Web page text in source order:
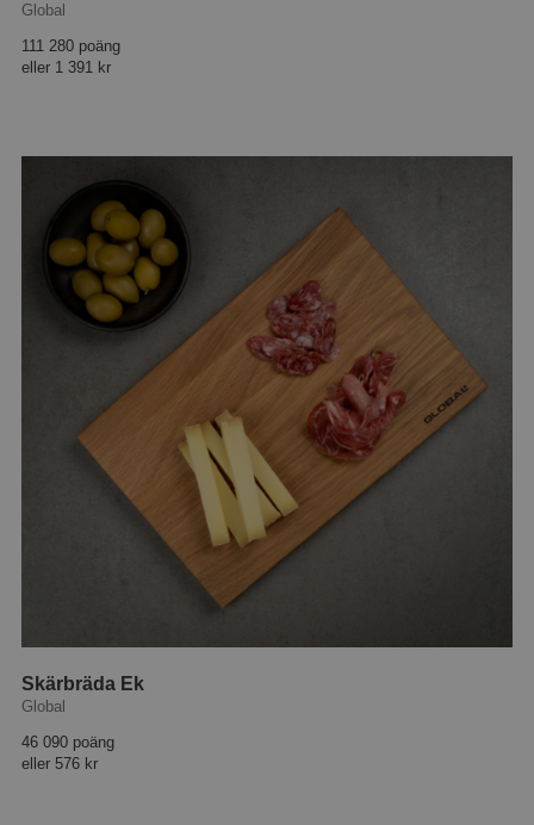
Global
111 280 poäng
eller 1 391 kr
Skärbräda Ek
Global
46 090 poäng
eller 576 kr